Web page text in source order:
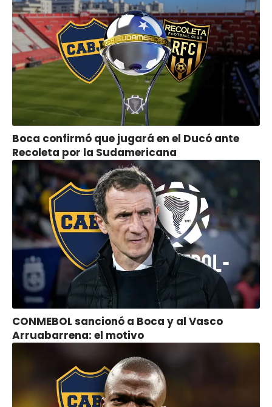
Boca confirmó que jugará en el Ducó ante
Recoleta por la Sudamericana
CONMEBOL sancionó a Boca y al Vasco
Arruabarrena: el motivo